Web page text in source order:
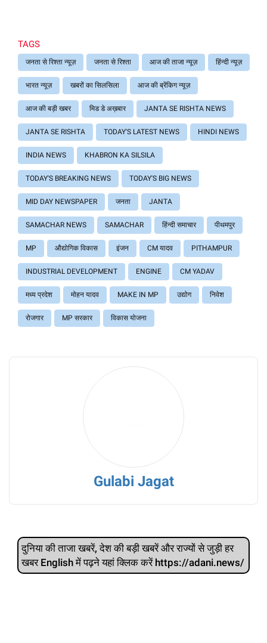
TAGS
जनता से रिश्ता न्यूज़ जनता से रिश्ता आज की ताजा न्यूज़ हिंन्दी न्यूज़
भारत न्यूज़ खबरों का सिलसिला आज की ब्रेंकिग न्यूज़
आज की बड़ी खबर मिड डे अख़बार JANTA SE RISHTA NEWS
JANTA SE RISHTA TODAY'S LATEST NEWS HINDI NEWS
INDIA NEWS KHABRON KA SILSILA
TODAY'S BREAKING NEWS TODAY'S BIG NEWS
MID DAY NEWSPAPER जनता JANTA
SAMACHAR NEWS SAMACHAR हिंन्दी समाचार पीथमपुर
MP औद्योगिक विकास इंजन CM यादव PITHAMPUR
INDUSTRIAL DEVELOPMENT ENGINE CM YADAV
मध्य प्रदेश मोहन यादव MAKE IN MP उद्योग निवेश
रोजगार MP सरकार विकास योजना
Gulabi Jagat
दुनिया की ताजा खबरें, देश की बड़ी खबरें और राज्‍यों से जुड़ी हर
खबर English में पढ़ने यहां क्लिक करें https://adani.news/